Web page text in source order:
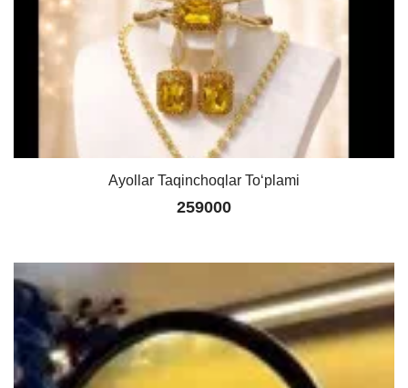
Ayollar Taqinchoqlar Toʻplami
259000